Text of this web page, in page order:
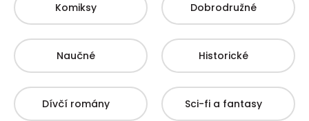
Komiksy Dobrodružné
Naučné Historické
Dívčí romány Sci-fi a fantasy